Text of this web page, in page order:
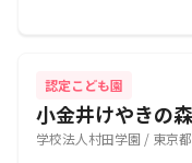
認定こども園
小金井けやきの
学校法人村田学園 / 東京